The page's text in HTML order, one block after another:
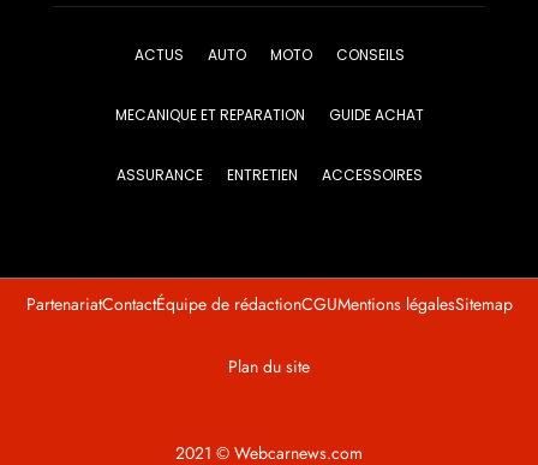
ACTUS AUTO MOTO CONSEILS
MECANIQUE ET REPARATION GUIDE ACHAT
ASSURANCE ENTRETIEN ACCESSOIRES
2021 © Webcarnews.com
PartenariatContactÉquipe de rédactionCGUMentions légalesSitemap
Plan du site